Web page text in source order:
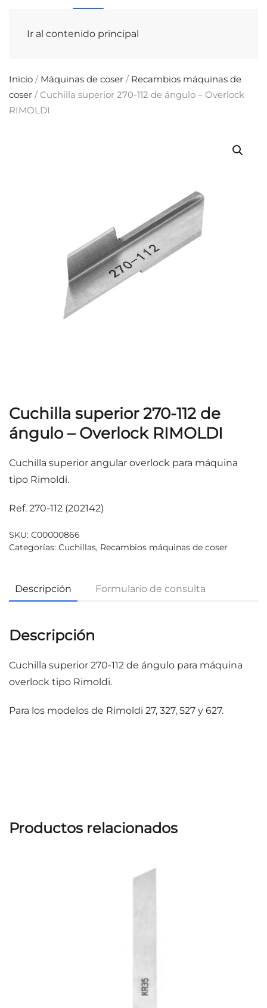
Ir al contenido principal
Inicio / Máquinas de coser / Recambios máquinas de
coser / Cuchilla superior 270-112 de ángulo – Overlock
RIMOLDI
Cuchilla superior 270-112 de
ángulo – Overlock RIMOLDI
Cuchilla superior angular overlock para máquina
tipo Rimoldi.
Ref. 270-112 (202142)
SKU: C00000866
Categorías: Cuchillas, Recambios máquinas de coser
Descripción Formulario de consulta
Descripción
Cuchilla superior 270-112 de ángulo para máquina
overlock tipo Rimoldi.
Para los modelos de Rimoldi 27, 327, 527 y 627.
Productos relacionados